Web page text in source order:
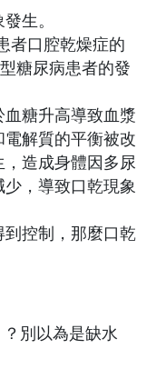
生。
者口腔乾燥症的
糖尿病患者的發
糖升高導致血漿
解質的平衡被改
造成身體因多尿
，導致口乾現象
控制，那麼口乾